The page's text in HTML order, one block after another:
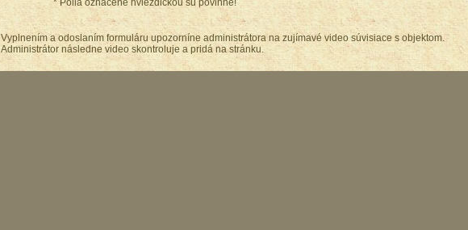
* Polia označené hviezdičkou sú povinné!
Vyplnením a odoslaním formuláru upozorníne administrátora na zujímavé video súvisiace s objektom.
Administrátor následne video skontroluje a pridá na stránku.